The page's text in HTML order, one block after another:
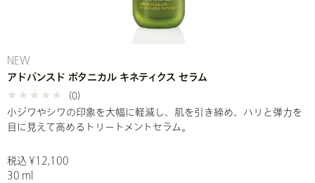
NEW
アドバンスド ボタニカル キネティクス セラム
(0)
小ジワやシワの印象を大幅に軽減し、肌を引き締め、ハリと弾力を
目に見えて高めるトリートメントセラム。
税込 ¥12,100
30 ml